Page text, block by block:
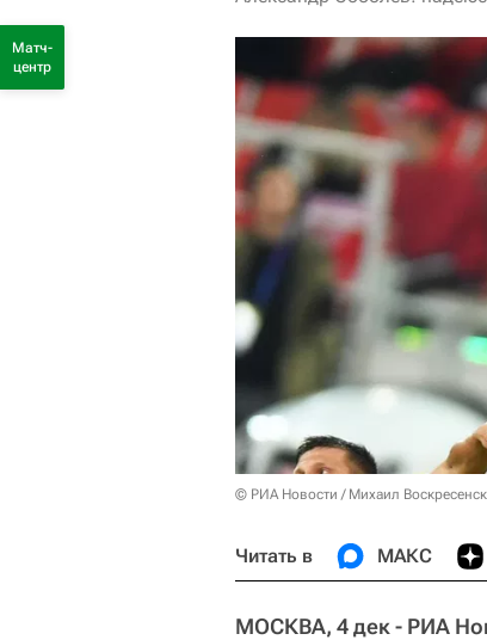
© РИА Новости / Михаил
Читать в МАКС
МОСКВА, 4 дек - РИА
Матч-
центр